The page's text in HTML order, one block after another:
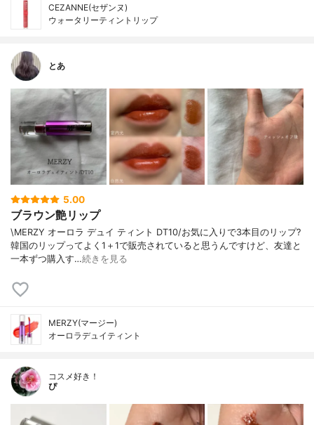
CEZANNE(セザンヌ)
ウォータリーティントリップ
とあ
5.00
ブラウン艶リップ
\MERZY オーロラ デュイ ティント DT10/お気に入りで3本目のリップ?
韓国のリップってよく1＋1で販売されていると思うんですけど、友達と
一本ずつ購入す…続きを見る
MERZY(マージー)
オーロラデュイティント
コスメ好き！
ぴ